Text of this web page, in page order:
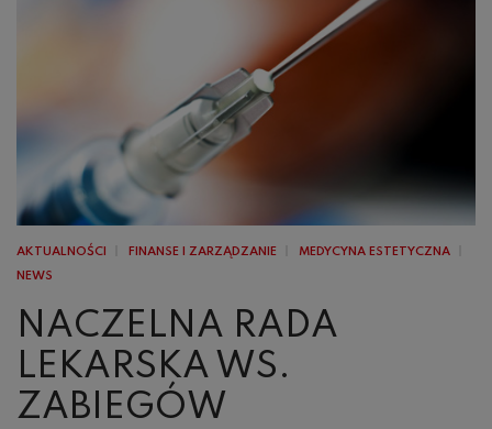
AKTUALNOŚCI FINANSE I ZARZĄDZANIE
MEDYCYNA ESTETYCZNA
NEWS
NACZELNA RADA
LEKARSKA WS.
ZABIEGÓW